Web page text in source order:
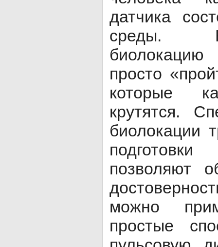
датчика
среды.
просто
которые
крутятся.
биолокации
позволяют
можно
простые